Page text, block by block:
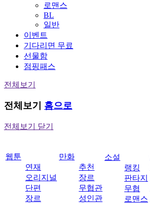
로맨스
BL
일반
이벤트
기다리면 무료
선물함
점핑패스
전체보기
전체보기 홈으로
전체보기 닫기
웹툰
연재
오리지널
단편
장르
만화
추천
장르
무협관
성인관
소설
랭킹
판타지
무협
로맨스